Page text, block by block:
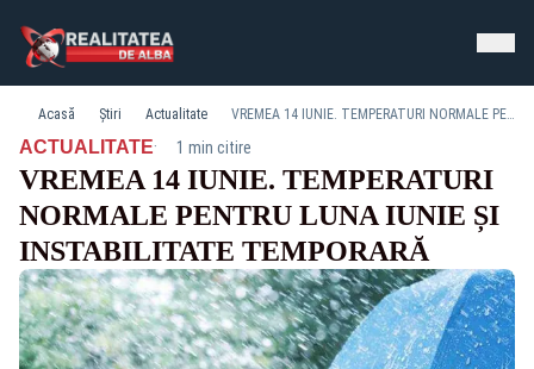
Acasă Știri Actualitate VREMEA 14 IUNIE. TEMPERATURI NORMALE PENTRU LUNA IUNIE ȘI INSTABILITATE TEMPORARĂ
ACTUALITATE· 1 min citire
VREMEA 14 IUNIE. TEMPERATURI
NORMALE PENTRU LUNA IUNIE ȘI
INSTABILITATE TEMPORARĂ